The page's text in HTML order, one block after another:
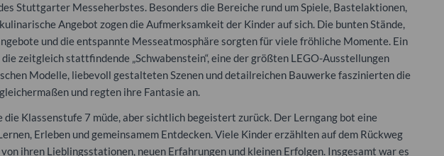
Stuttgarter Messeherbstes. Besonders die Bereiche rund um Spiele, Bastelaktionen,
Angebot zogen die Aufmerksamkeit der Kinder auf sich. Die bunten Stände,
und die entspannte Messeatmosphäre sorgten für viele fröhliche Momente. Ein
zeitgleich stattfindende „Schwabenstein“, eine der größten LEGO-Ausstellungen
Modelle, liebevoll gestalteten Szenen und detailreichen Bauwerke faszinierten die
und regten ihre Fantasie an.
die Klassenstufe 7 müde, aber sichtlich begeistert zurück. Der Lerngang bot eine
Erleben und gemeinsamem Entdecken. Viele Kinder erzählten auf dem Rückweg
ihren Lieblingsstationen, neuen Erfahrungen und kleinen Erfolgen. Insgesamt war es